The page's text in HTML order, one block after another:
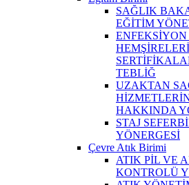
SAĞLIK
EĞİTİM
TEBLİĞ
UZAKTAN
HAKKINDA
STAJ
YÖNERGESİ
Çevre Atık Birimi
ATIK PİL VE
KONTROLÜ